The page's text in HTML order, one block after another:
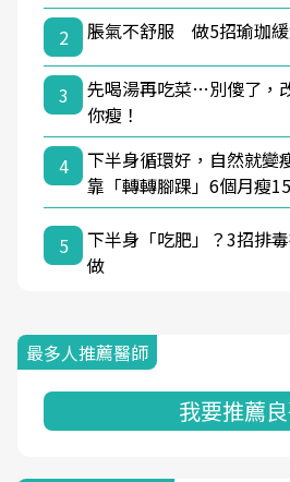
2
脹氣不舒服 做5招瑜珈
3
先喝湯再吃菜…別傻了，
你瘦！
4
下半身循環好，自然就變
靠「轉轉腳踝」6個月瘦
5
下半身「吃肥」？3招排
做
最多人推薦醫師
我要推薦